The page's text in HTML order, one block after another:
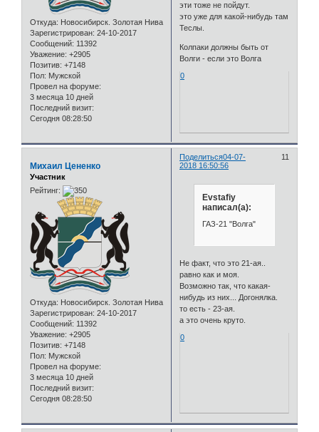
Откуда: Новосибирск. Золотая Нива
Зарегистрирован: 24-10-2017
Сообщений: 11392
Уважение: +2905
Позитив: +7148
Пол: Мужской
Провел на форуме:
3 месяца 10 дней
Последний визит:
Сегодня 08:28:50
эти тоже не пойдут.
это уже для какой-нибудь там
Теслы.
Колпаки должны быть от
Волги - если это Волга
0
Поделиться 11
04-07-
2018 16:50:56
Михаил Цененко
Участник
Рейтинг:
Откуда: Новосибирск. Золотая Нива
Зарегистрирован: 24-10-2017
Сообщений: 11392
Уважение: +2905
Позитив: +7148
Пол: Мужской
Провел на форуме:
3 месяца 10 дней
Последний визит:
Сегодня 08:28:50
Evstafiy
написал(а):
ГАЗ-21 "Волга"
Не факт, что это 21-ая..
равно как и моя.
Возможно так, что какая-
нибудь из них... Догонялка.
то есть - 23-ая.
а это очень круто.
0